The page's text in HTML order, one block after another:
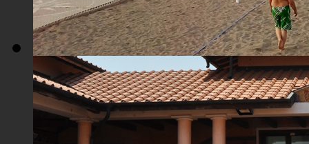
Плажа "Топољар" - Терени на песку